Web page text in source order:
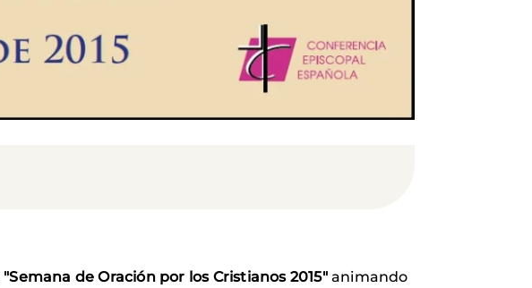
"Semana de Oración por los Cristianos 2015"animando